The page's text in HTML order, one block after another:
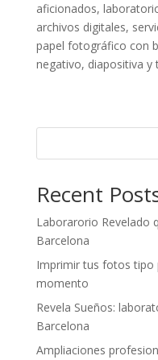
aficionados,
archivos digitales,
papel fotográfico con
negativo, diapositiva
Recent
Laborarorio Revelado
Barcelona
Imprimir tus fotos tipo
momento
Revela Sueños:
Barcelona
Ampliaciones